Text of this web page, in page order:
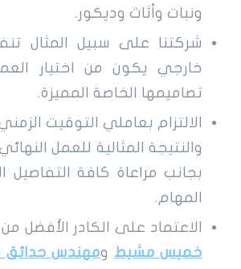
ونبات وأثاث وديكور.
شركتنا على سبيل المثال
خارجي يكون من اختيار
تصاميمها الخاصة المميزة.
الالتزام بعاملي التوقيت
والنتيجة المثالية للعمل
بجانب مراعاة كافة التفاصيل
المهام.
الاعتماد على الكادر الأفضل من
خميس مشيط ومهندس حدائق